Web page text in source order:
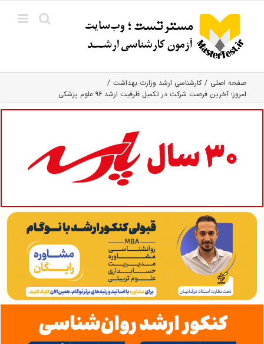
content
صفحه اصلی
کارشناسی ارشد وزارت بهداشت
امروز؛ آخرین فرصت شرکت در تکمیل ظرفیت ارشد ۹۶ علوم پزشکی